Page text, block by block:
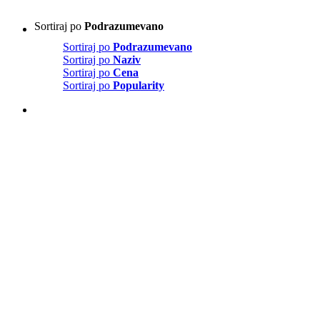
Sortiraj po Podrazumevano
Sortiraj po Podrazumevano
Sortiraj po Naziv
Sortiraj po Cena
Sortiraj po Popularity